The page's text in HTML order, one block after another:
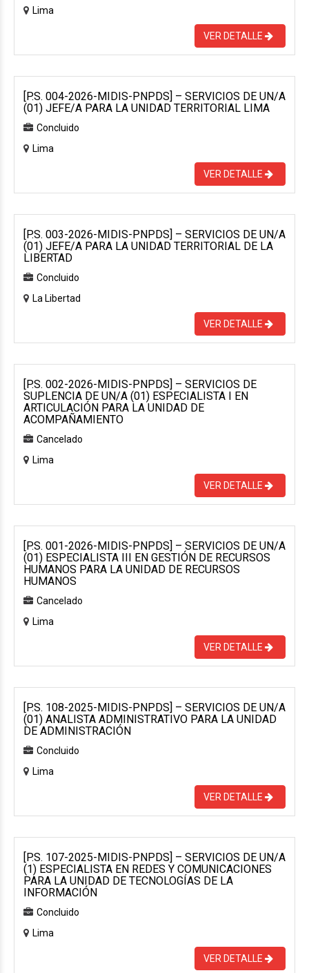
Lima
VER DETALLE
[P.S. 004-2026-MIDIS-PNPDS] – SERVICIOS DE UN/A
(01) JEFE/A PARA LA UNIDAD TERRITORIAL LIMA
Concluido
Lima
VER DETALLE
[P.S. 003-2026-MIDIS-PNPDS] – SERVICIOS DE UN/A
(01) JEFE/A PARA LA UNIDAD TERRITORIAL DE LA
LIBERTAD
Concluido
La Libertad
VER DETALLE
[P.S. 002-2026-MIDIS-PNPDS] – SERVICIOS DE
SUPLENCIA DE UN/A (01) ESPECIALISTA I EN
ARTICULACIÓN PARA LA UNIDAD DE
ACOMPAÑAMIENTO
Cancelado
Lima
VER DETALLE
[P.S. 001-2026-MIDIS-PNPDS] – SERVICIOS DE UN/A
(01) ESPECIALISTA III EN GESTIÓN DE RECURSOS
HUMANOS PARA LA UNIDAD DE RECURSOS
HUMANOS
Cancelado
Lima
VER DETALLE
[P.S. 108-2025-MIDIS-PNPDS] – SERVICIOS DE UN/A
(01) ANALISTA ADMINISTRATIVO PARA LA UNIDAD
DE ADMINISTRACIÓN
Concluido
Lima
VER DETALLE
[P.S. 107-2025-MIDIS-PNPDS] – SERVICIOS DE UN/A
(1) ESPECIALISTA EN REDES Y COMUNICACIONES
PARA LA UNIDAD DE TECNOLOGÍAS DE LA
INFORMACIÓN
Concluido
Lima
VER DETALLE